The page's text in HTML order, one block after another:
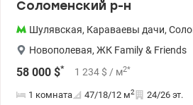
Соломенский р-н
Шулявская, Караваевы дачи,
Новополевая, ЖК Family & Friends
58 000 $* 1 234 $ / м2*
1 комната 47/18/12 м2 24/26 эт.